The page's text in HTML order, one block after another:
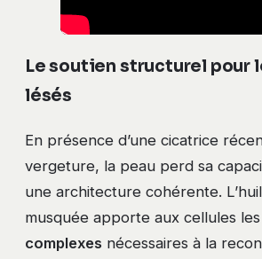
Le soutien structurel pour
lésés
En présence d’une cicatrice
vergeture, la peau perd sa
une architecture cohérente.
musquée apporte aux cellules les
complexes nécessaires à la